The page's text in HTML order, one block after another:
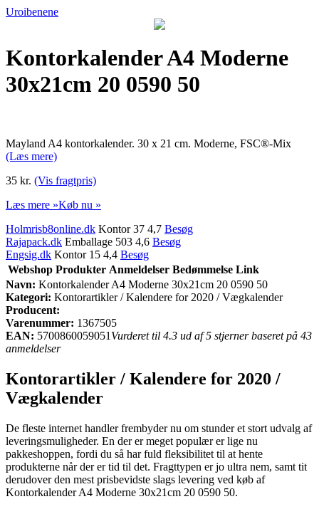
Uroibenene
Kontorkalender A4 Moderne
30x21cm 20 0590 50
Mayland A4 kontorkalender. 30 x 21 cm. Moderne, FSC®-Mix
(Læs mere)
35 kr. (Vis fragtpris)
Læs mere »Køb nu »
Holmrisb8online.dk Kontor 37 4,7 Besøg
Rajapack.dk Emballage 503 4,6 Besøg
Engsig.dk Kontor 15 4,4 Besøg
Webshop Produkter Anmeldelser Bedømmelse Link
Navn: Kontorkalender A4 Moderne 30x21cm 20 0590 50
Kategori: Kontorartikler / Kalendere for 2020 / Vægkalender
Producent:
Varenummer: 1367505
EAN: 5700860059051 Vurderet til 4.3 ud af 5 stjerner baseret på 43
anmeldelser
Kontorartikler / Kalendere for 2020 /
Vægkalender
De fleste internet handler frembyder nu om stunder et stort udvalg af
leveringsmuligheder. En der er meget populær er lige nu
pakkeshoppen, fordi du så har fuld fleksibilitet til at hente
produkterne når der er tid til det. Fragttypen er jo ultra nem, samt tit
derudover den mest prisbevidste slags levering ved køb af
Kontorkalender A4 Moderne 30x21cm 20 0590 50.